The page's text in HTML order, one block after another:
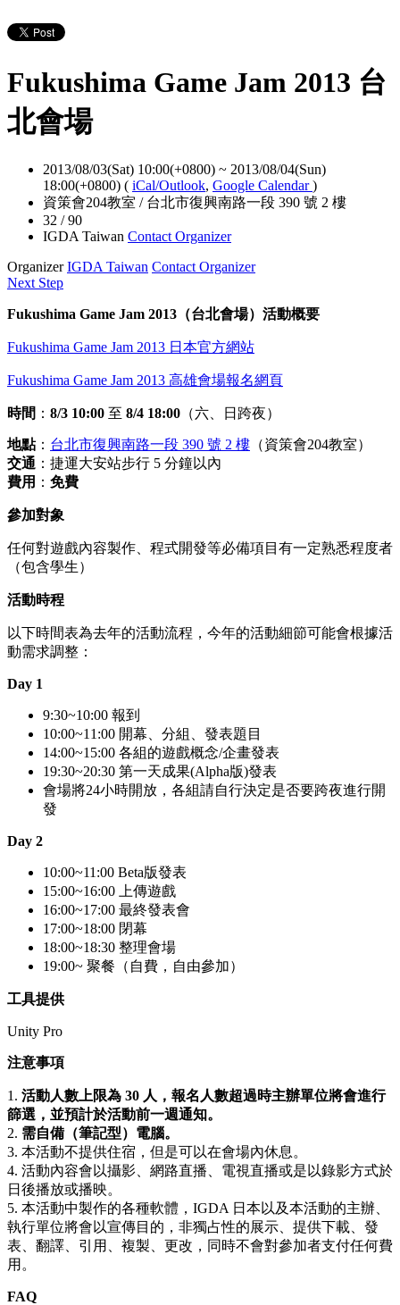
Fukushima Game Jam 2013 台
北會場
2013/08/03(Sat) 10:00(+0800) ~ 2013/08/04(Sun)
18:00(+0800) ( iCal/Outlook, Google Calendar)
資策會204教室 / 台北市復興南路一段 390 號 2 樓
32 / 90
IGDA Taiwan Contact Organizer
OrganizerIGDA Taiwan Contact Organizer
Next Step
Fukushima Game Jam 2013（台北會場） 活動概要
Fukushima Game Jam 2013 日本官方網站
Fukushima Game Jam 2013 高雄會場報名網頁
時間 ： 8/3 10:00 至 8/4 18:00 （六、日跨夜）
地點： 台北市復興南路一段 390 號 2 樓 （資策會204教室）
交通 ：捷運大安站步行 5 分鐘以內
費用 ： 免費
參加對象
任何對遊戲內容製作、程式開發等必備項目有一定熟悉程度者
（包含學生）
活動時程
以下時間表為去年的活動流程，今年的活動細節可能會根據活
動需求調整：
Day 1
9:30~10:00 報到
10:00~11:00 開幕、分組、發表題目
14:00~15:00 各組的遊戲概念/企畫發表
19:30~20:30 第一天成果(Alpha版)發表
會場將24小時開放，各組請自行決定是否要跨夜進行開
發
Day 2
10:00~11:00 Beta版發表
15:00~16:00 上傳遊戲
16:00~17:00 最終發表會
17:00~18:00 閉幕
18:00~18:30 整理會場
19:00~ 聚餐（自費，自由參加）
工具提供
Unity Pro
注意事項
1. 活動人數上限為 30 人，報名人數超過時主辦單位將會進行
篩選，並預計於活動前一週通知。
2. 需自備（筆記型）電腦。
3. 本活動不提供住宿，但是可以在會場內休息。
4. 活動內容會以攝影、網路直播、電視直播或是以錄影方式於
日後播放或播映。
5. 本活動中製作的各種軟體，IGDA 日本以及本活動的主辦、
執行單位將會以宣傳目的，非獨占性的展示、提供下載、發
表、翻譯、引用、複製、更改，同時不會對參加者支付任何費
用。
FAQ